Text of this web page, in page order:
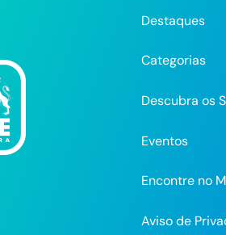
Destaques
Categorias
Descubra os
Eventos
Encontre no
Aviso de